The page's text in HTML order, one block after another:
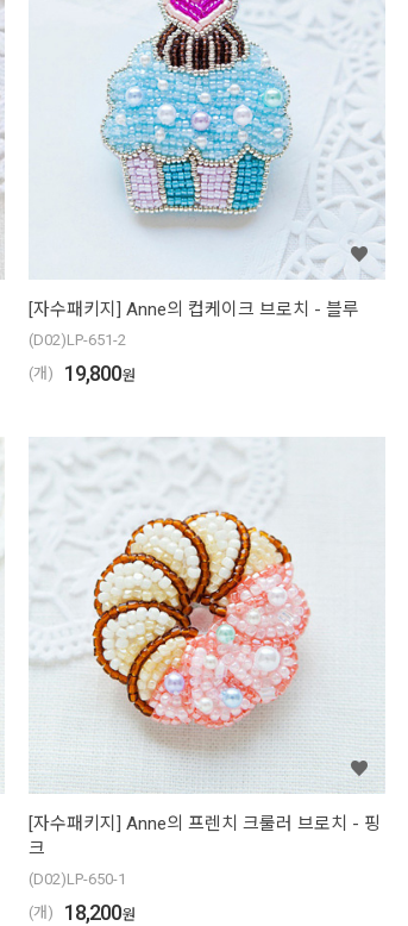
[자수패키지] Anne의 컵케이크 브로치 - 블루
(D02)LP-651-2
(개)
19,800원
[자수패키지] Anne의 프렌치 크룰러 브로치 - 핑
크
(D02)LP-650-1
(개)
18,200원